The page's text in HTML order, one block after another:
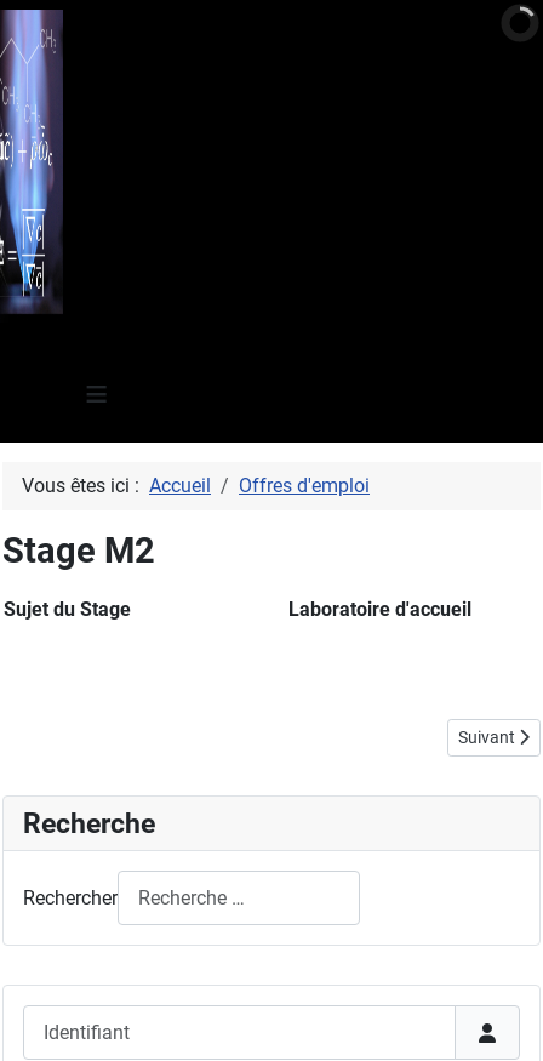
≡
Vous êtes ici : Accueil Offres d'emploi
Stage M2
Sujet du Stage Laboratoire
Article
Suivant
Recherche
Rechercher